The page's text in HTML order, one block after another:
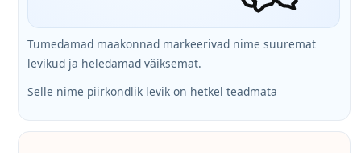
Tumedamad maakonnad markeerivad nime suuremat
levikud ja heledamad väiksemat.
Selle nime piirkondlik levik on hetkel teadmata